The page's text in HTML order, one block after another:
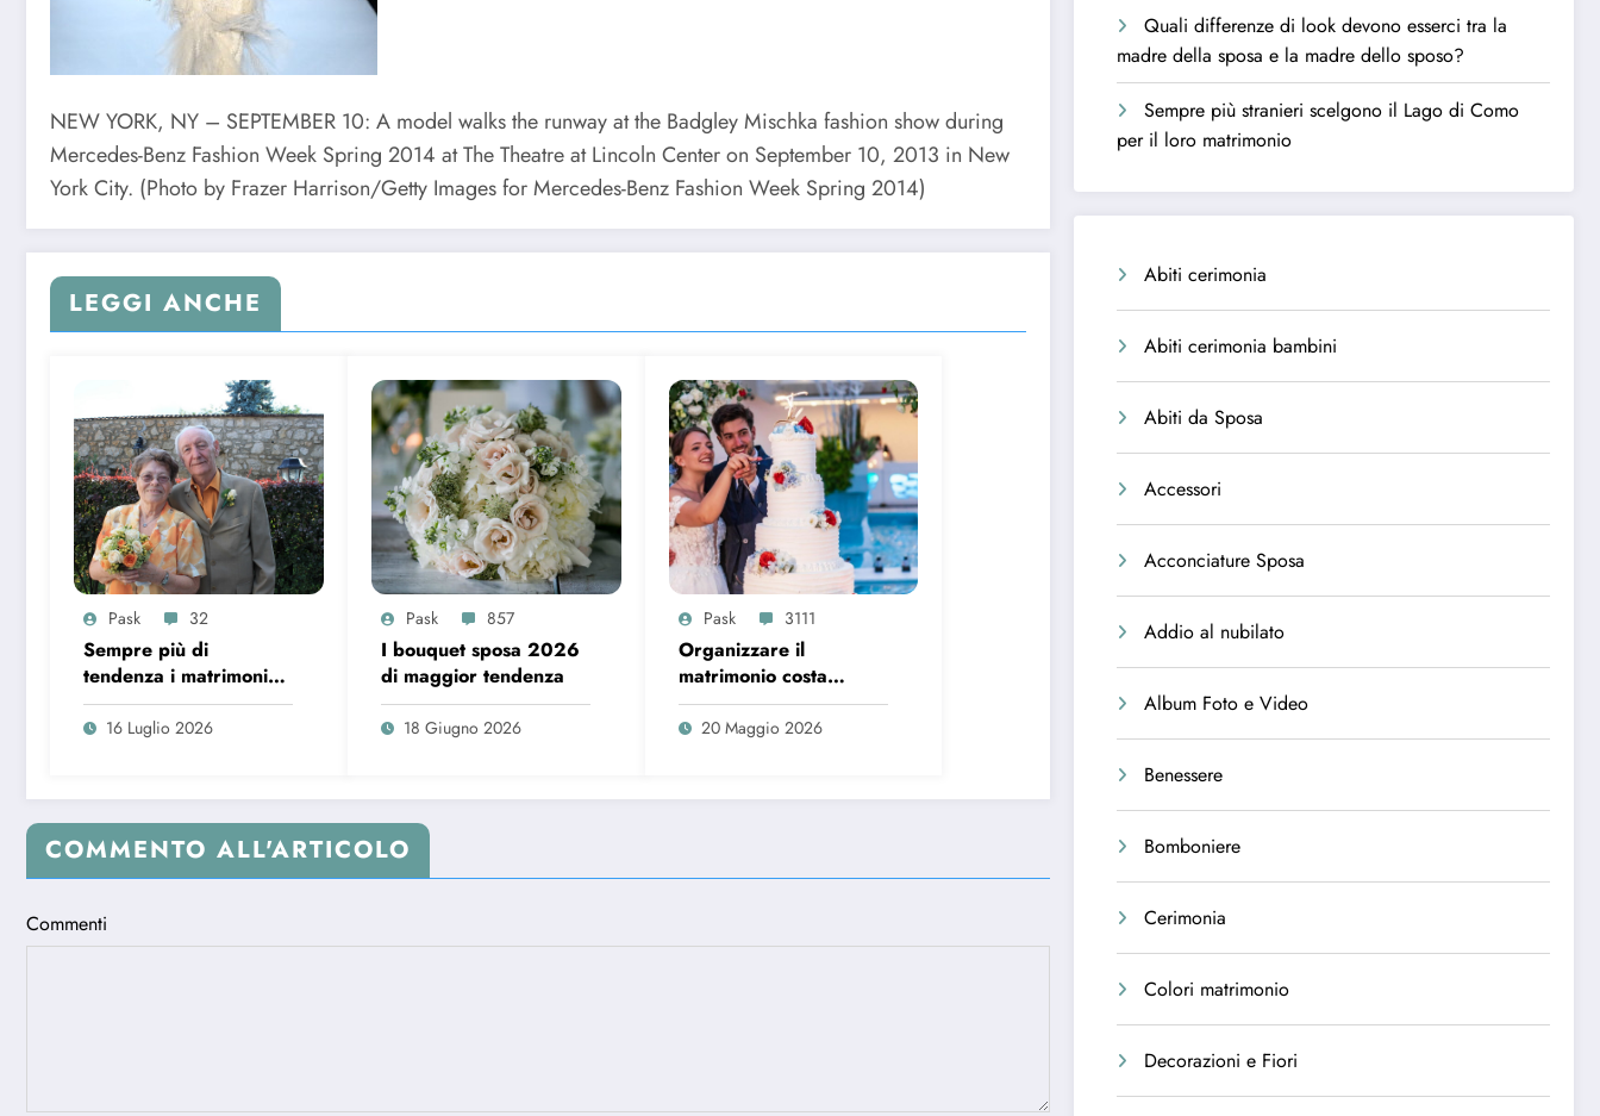
NEW YORK, NY – SEPTEMBER 10: A model walks the runway at the Badgley Mischka fashion show during
Mercedes-Benz Fashion Week Spring 2014 at The Theatre at Lincoln Center on September 10, 2013 in New
York City. (Photo by Frazer Harrison/Getty Images for Mercedes-Benz Fashion Week Spring 2014)
LEGGI ANCHE
Pask 32
Sempre più di
tendenza i matrimoni
over 65 in Italia
16 Luglio 2026
Pask 857
I bouquet sposa 2026
di maggior tendenza
18 Giugno 2026
Pask 3111
Organizzare il
matrimonio costa
sempre di più, ecco i
dati del 2026
20 Maggio 2026
COMMENTO ALL'ARTICOLO
Commenti
Quali differenze di look devono esserci tra la
madre della sposa e la madre dello sposo?
Sempre più stranieri scelgono il Lago di Como
per il loro matrimonio
Abiti cerimonia
Abiti cerimonia bambini
Abiti da Sposa
Accessori
Acconciature Sposa
Addio al nubilato
Album Foto e Video
Benessere
Bomboniere
Cerimonia
Colori matrimonio
Decorazioni e Fiori